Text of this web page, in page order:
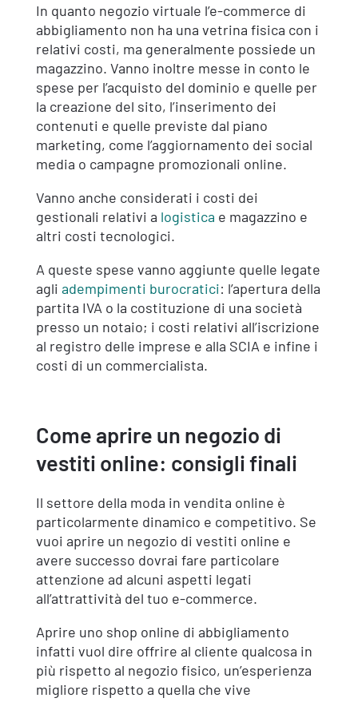
In quanto negozio virtuale l’e-commerce di
abbigliamento non ha una vetrina fisica con i
relativi costi, ma generalmente possiede un
magazzino. Vanno inoltre messe in conto le
spese per l’acquisto del dominio e quelle per
la creazione del sito, l’inserimento dei
contenuti e quelle previste dal piano
marketing, come l’aggiornamento dei social
media o campagne promozionali online.
Vanno anche considerati i costi dei
gestionali relativi a logistica e magazzino e
altri costi tecnologici.
A queste spese vanno aggiunte quelle legate
agli adempimenti burocratici: l’apertura della
partita IVA o la costituzione di una società
presso un notaio; i costi relativi all’iscrizione
al registro delle imprese e alla SCIA e infine i
costi di un commercialista.
Come aprire un negozio di
vestiti online: consigli finali
Il settore della moda in vendita online è
particolarmente dinamico e competitivo. Se
vuoi aprire un negozio di vestiti online e
avere successo dovrai fare particolare
attenzione ad alcuni aspetti legati
all’attrattività del tuo e-commerce.
Aprire uno shop online di abbigliamento
infatti vuol dire offrire al cliente qualcosa in
più rispetto al negozio fisico, un’esperienza
migliore rispetto a quella che vive